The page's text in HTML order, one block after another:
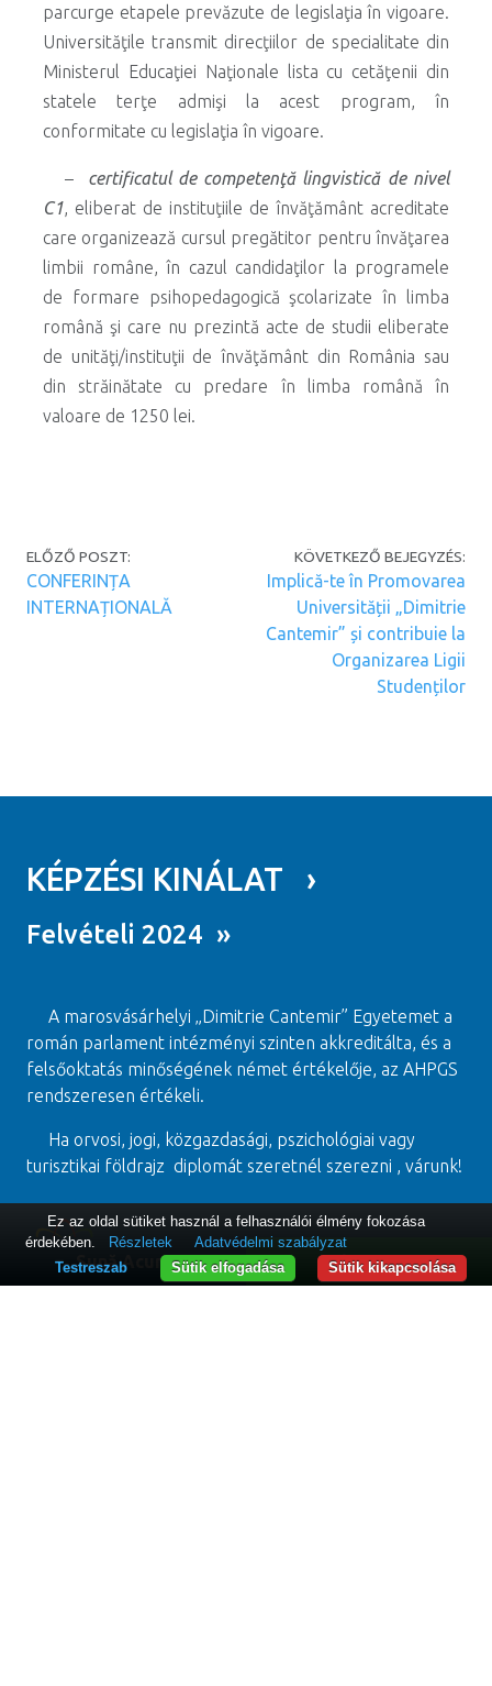
parcurge etapele prevăzute de legislaţia în vigoare.
Universităţile transmit direcţiilor de specialitate din
Ministerul Educaţiei Naţionale lista cu cetăţenii din
statele terţe admişi la acest program, în
conformitate cu legislaţia în vigoare.
– certificatul de competenţă lingvistică de nivel
C1 , eliberat de instituţiile de învăţământ acreditate
care organizează cursul pregătitor pentru învăţarea
limbii române, în cazul candidaţilor la programele
de formare psihopedagogică şcolarizate în limba
română şi care nu prezintă acte de studii eliberate
de unităţi/instituţii de învăţământ din România sau
din străinătate cu predare în limba română în
valoare de 1250 lei.
Post navigation
ELŐZŐ POSZT:
CONFERINȚA
INTERNAȚIONALĂ
KÖVETKEZŐ BEJEGYZÉS:
Implică-te în Promovarea
Universității „Dimitrie
Cantemir” și contribuie la
Organizarea Ligii
Studenților
KÉPZÉSI KINÁLAT ›
Felvételi 2024 »
A marosvásárhelyi „Dimitrie Cantemir” Egyetemet a
román parlament intézményi szinten akkreditálta, és a
felsőoktatás minőségének német értékelője, az AHPGS
rendszeresen értékeli.
Ha orvosi, jogi, közgazdasági, pszichológiai vagy
turisztikai földrajz diplomát szeretnél szerezni , várunk!
Sună Acum WhatsApp
Ez az oldal sütiket használ a felhasználói élmény fokozása
érdekében.
Részletek
Adatvédelmi szabályzat
Sütik kikapcsolása
Sütik elfogadása
Testreszab